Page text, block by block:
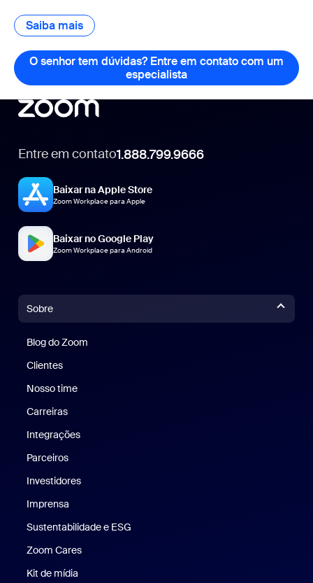
Saiba mais Saiba mais
O senhor tem dúvidas? Entre em contato com um
especialista O senhor tem
Entre em contato1.888.799.9666
Baixar na Apple Store
Zoom Workplace para Apple
Baixar no Google Play
Zoom Workplace para Android
Sobre
Blog do Zoom
Clientes
Nosso time
Carreiras
Integrações
Parceiros
Investidores
Imprensa
Sustentabilidade e ESG
Zoom Cares
Kit de mídia